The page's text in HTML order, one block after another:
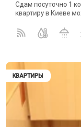
Сдам посуточно 1
квартиру в Киеве
КВАРТИРЫ